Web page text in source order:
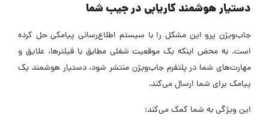
دستیار هوشمند کاریابی در جیب شما
جاب‌ویژن پرو این مشکل را با سیستم اطلاع‌رسانی پیامکی حل کرده
است. به محض اینکه یک موقعیت شغلی مطابق با فیلترها، علایق و
مهارت‌های شما در پلتفرم جاب‌ویژن منتشر شود، دستیار هوشمند یک
پیامک برای شما ارسال می‌کند.
این ویژگی به شما کمک می‌کند: